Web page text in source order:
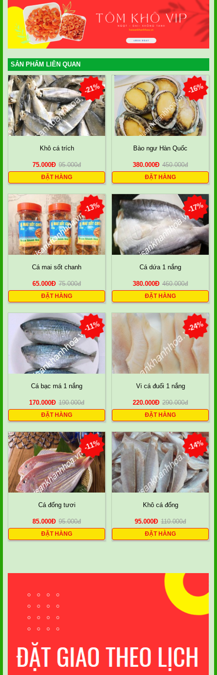
SẢN PHẨM LIÊN QUAN
-21%
Khô cá trích
75.000Đ 95.000đ
ĐẶT HÀNG
-16%
Bào ngư Hàn Quốc
380.000Đ 450.000đ
ĐẶT HÀNG
-13%
Cá mai sốt chanh
65.000Đ 75.000đ
ĐẶT HÀNG
-17%
Cá dứa 1 nắng
380.000Đ 460.000đ
ĐẶT HÀNG
-11%
Cá bạc má 1 nắng
170.000Đ 190.000đ
ĐẶT HÀNG
-24%
Vi cá đuối 1 nắng
220.000Đ 290.000đ
ĐẶT HÀNG
-11%
Cá đổng tươi
85.000Đ 95.000đ
ĐẶT HÀNG
-14%
Khô cá đổng
95.000Đ 110.000đ
ĐẶT HÀNG